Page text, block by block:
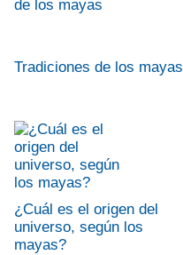
Tradiciones de los mayas
¿Cuál es el origen del
universo, según los
mayas?